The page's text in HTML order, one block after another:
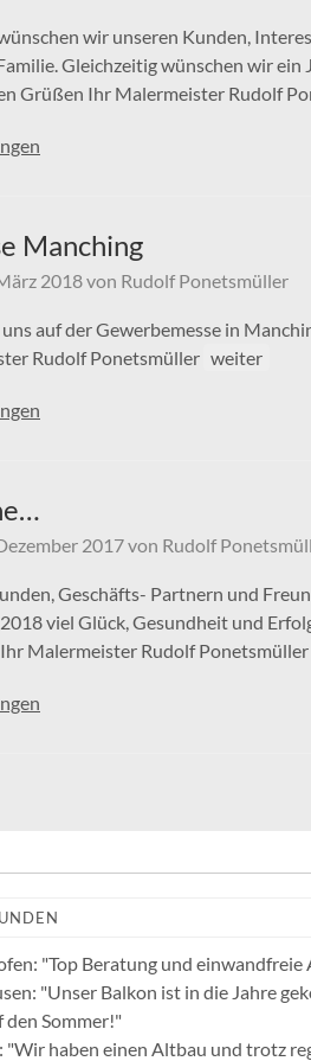
wir unseren Kunden,
Gleichzeitig wünschen wir
Grüßen Ihr Malermeister Rudolf
Manching
2018von Rudolf Ponetsmüller
auf der Gewerbemesse in
Rudolf Ponetsmüller weiter
2017von Rudolf
Geschäfts- Partnern und
viel Glück, Gesundheit und
Malermeister Rudolf Ponetsmüller
"Top Beratung und
"Unser Balkon ist in die Jahre
den Sommer!"
"Wir haben einen Altbau und trotz